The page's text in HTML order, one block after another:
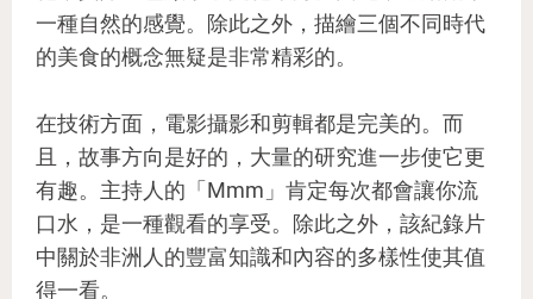
一種自然的感覺。除此之外，描繪三個不同時代
的美食的概念無疑是非常精彩的。
在技術方面，電影攝影和剪輯都是完美的。而
且，故事方向是好的，大量的研究進一步使它更
有趣。主持人的「Mmm」肯定每次都會讓你流
口水，是一種觀看的享受。除此之外，該紀錄片
中關於非洲人的豐富知識和內容的多樣性使其值
得一看。